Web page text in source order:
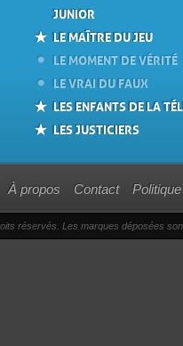
JUNIOR
LE MAÎTRE DU JEU
LE MOMENT DE VÉRITÉ
LE VRAI DU FAUX
LES ENFANTS DE LA
LES JUSTICIERS
À propos Contact
réservés. Les marques déposées